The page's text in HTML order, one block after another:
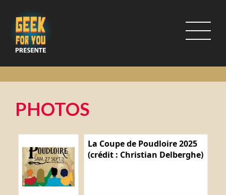
PHOTOS
La Coupe de Poudloire 2025
(crédit : Christian Delberghe)